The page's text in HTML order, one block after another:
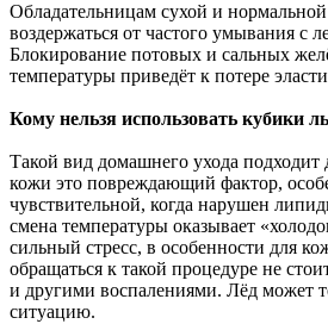
Обладательницам сухой и
воздержаться от частого умывания с
Блокирование потовых и сальных
температуры приведёт к потере
Кому нельзя использовать кубики
Такой вид домашнего ухода подходит
кожи это повреждающий фактор,
чувствительной, когда нарушен
смена температуры оказывает
сильный стресс, в особенности для
обращаться к такой процедуре не
и другими воспалениями. Лёд может
ситуацию.